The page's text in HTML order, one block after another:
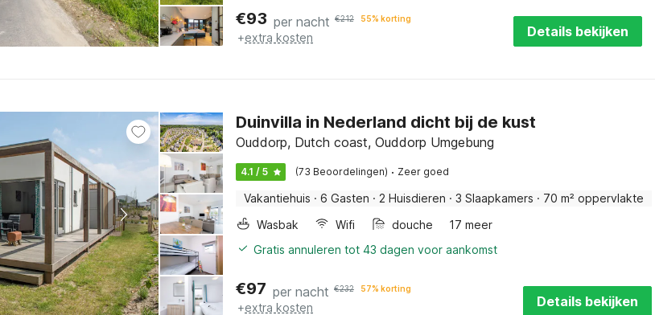
€93 per nacht €212 55% korting
+extra kosten Details bekijken
Duinvilla in Nederland dicht bij de kust
Ouddorp, Dutch coast, Ouddorp Umgebung
4.1 / 5 (73 Beoordelingen) · Zeer goed
Vakantiehuis · 6 Gasten · 2 Huisdieren · 3 Slaapkamers · 70 m² oppervlakte
Wasbak
Wifi douche
17 meer
Gratis annuleren tot 43 dagen voor aankomst
€97 per nacht €232 57% korting
+extra kosten Details bekijken